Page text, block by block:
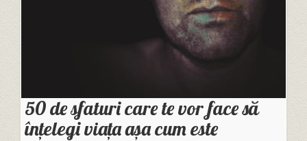
50 de sfaturi care te vor face să
înțelegi viața așa cum este